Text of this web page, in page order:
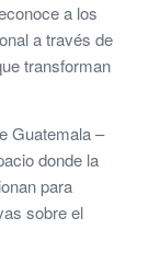
a los
a través de
transforman
Guatemala –
donde la
para
sobre el